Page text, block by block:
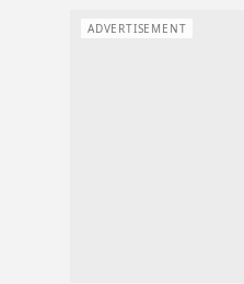
ADVERTISEMENT